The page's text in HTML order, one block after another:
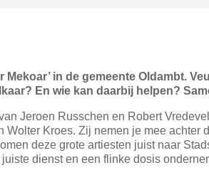
in de gemeente Oldambt.
En wie kan daarbij helpen?
Jeroen Russchen en Robert
Kroes. Zij nemen je mee
deze grote artiesten juist naar
dienst en een flinke dosis